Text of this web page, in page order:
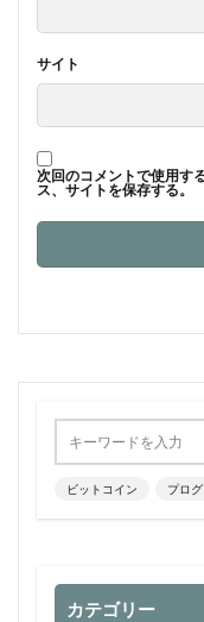
サイト
次回のコメントで使用す
ス、サイトを保存する。
ビットコイン プロ
カテゴリー